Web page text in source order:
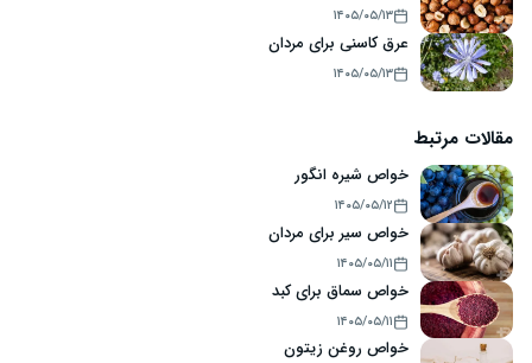
۱۴۰۵/۰۵/۱۳
عرق کاسنی برای مردان
۱۴۰۵/۰۵/۱۳
مقالات مرتبط
خواص شیره انگور
۱۴۰۵/۰۵/۱۲
خواص سیر برای مردان
۱۴۰۵/۰۵/۱۱
خواص سماق برای کبد
۱۴۰۵/۰۵/۱۱
خواص روغن زیتون